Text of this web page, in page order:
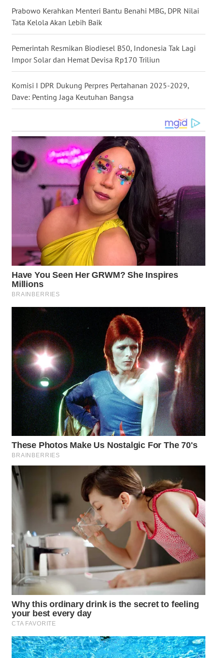
Prabowo Kerahkan Menteri Bantu Benahi MBG, DPR Nilai
Tata Kelola Akan Lebih Baik
Pemerintah Resmikan Biodiesel B50, Indonesia Tak Lagi
Impor Solar dan Hemat Devisa Rp170 Triliun
Komisi I DPR Dukung Perpres Pertahanan 2025-2029,
Dave: Penting Jaga Keutuhan Bangsa
WN
NUSANTARA
WN
JOGJA
WN
JATIM
BALI
WN
KALBAR
KALTENG
KALTARA
WN
KALSEL
WN
KALTIM
WN
SULSEL
WN
GORONTALO
WN
SULUT
WN
MALUKU
MALUT
WN
DANAU
TOBA
WN
NIAS
LANGKAT